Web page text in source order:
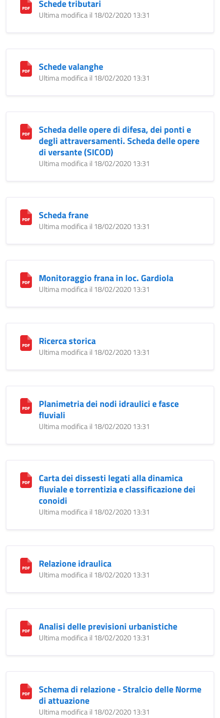
Schede tributari
Ultima modifica il 18/02/2020 13:31
Schede valanghe
Ultima modifica il 18/02/2020 13:31
Scheda delle opere di difesa, dei ponti e
degli attraversamenti. Scheda delle opere
di versante (SICOD)
Ultima modifica il 18/02/2020 13:31
Scheda frane
Ultima modifica il 18/02/2020 13:31
Monitoraggio frana in loc. Gardiola
Ultima modifica il 18/02/2020 13:31
Ricerca storica
Ultima modifica il 18/02/2020 13:31
Planimetria dei nodi idraulici e fasce
fluviali
Ultima modifica il 18/02/2020 13:31
Carta dei dissesti legati alla dinamica
fluviale e torrentizia e classificazione dei
conoidi
Ultima modifica il 18/02/2020 13:31
Relazione idraulica
Ultima modifica il 18/02/2020 13:31
Analisi delle previsioni urbanistiche
Ultima modifica il 18/02/2020 13:31
Schema di relazione - Stralcio delle Norme
di attuazione
Ultima modifica il 18/02/2020 13:31